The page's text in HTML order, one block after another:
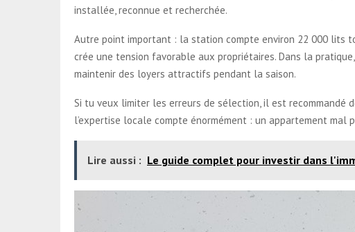
installée, reconnue et recherchée.
Autre point important : la station compte environ 22 000 lits
crée une tension favorable aux propriétaires. Dans la
maintenir des loyers attractifs pendant la saison.
Si tu veux limiter les erreurs de sélection, il est recommandé
l’expertise locale compte énormément : un appartement
Lire aussi : Le guide complet pour investir dans